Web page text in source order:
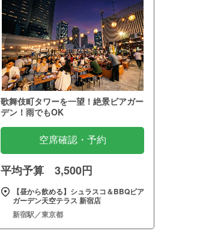
歌舞伎町タワーを一望！絶景ビアガー
デン！雨でもOK
空席確認・予約
平均予算 3,500円
【昼から飲める】シュラスコ＆BBQビア
ガーデン天空テラス 新宿店
新宿駅／東京都